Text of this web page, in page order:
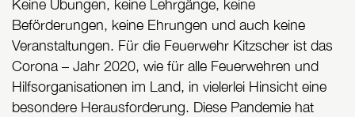
Keine Übungen, keine Lehrgänge, keine
Beförderungen, keine Ehrungen und auch keine
Veranstaltungen. Für die Feuerwehr Kitzscher ist das
Corona – Jahr 2020, wie für alle Feuerwehren und
Hilfsorganisationen im Land, in vielerlei Hinsicht eine
besondere Herausforderung. Diese Pandemie hat